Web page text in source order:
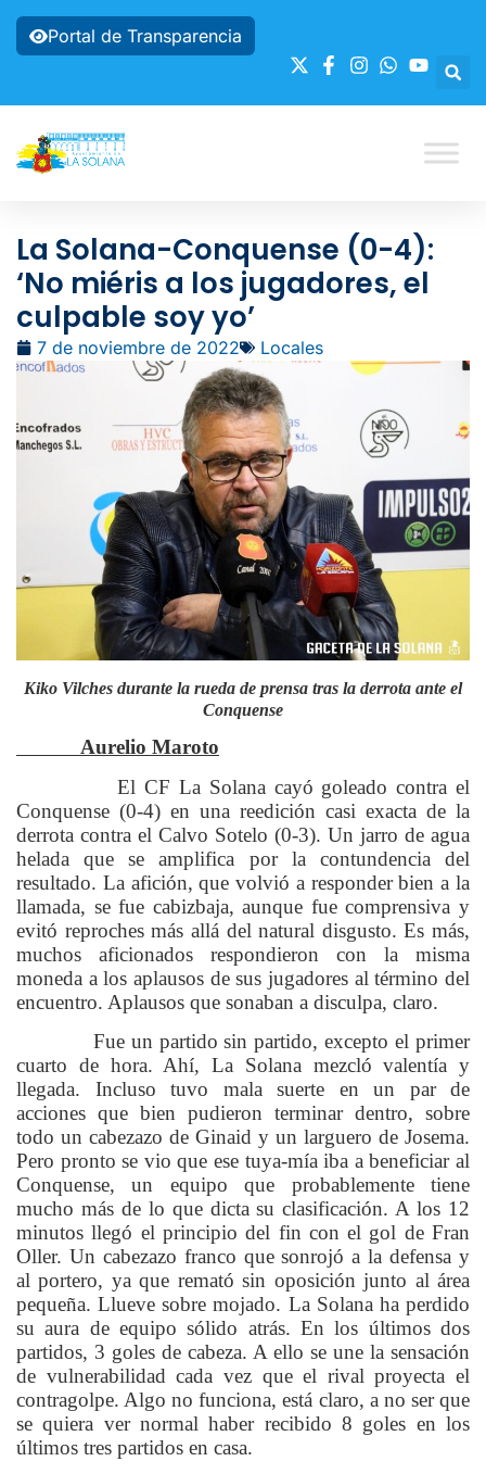
Portal de Transparencia
La Solana-Conquense (0-4):
‘No miéris a los jugadores, el
culpable soy yo’
7 de noviembre de 2022 Locales
Kiko Vilches durante la rueda de prensa tras la derrota ante el
Conquense
Aurelio Maroto
El CF La Solana cayó goleado contra el
Conquense (0-4) en una reedición casi exacta de la
derrota contra el Calvo Sotelo (0-3). Un jarro de agua
helada que se amplifica por la contundencia del
resultado. La afición, que volvió a responder bien a la
llamada, se fue cabizbaja, aunque fue comprensiva y
evitó reproches más allá del natural disgusto. Es más,
muchos aficionados respondieron con la misma
moneda a los aplausos de sus jugadores al término del
encuentro. Aplausos que sonaban a disculpa, claro.
Fue un partido sin partido, excepto el primer
cuarto de hora. Ahí, La Solana mezcló valentía y
llegada. Incluso tuvo mala suerte en un par de
acciones que bien pudieron terminar dentro, sobre
todo un cabezazo de Ginaid y un larguero de Josema.
Pero pronto se vio que ese tuya-mía iba a beneficiar al
Conquense, un equipo que probablemente tiene
mucho más de lo que dicta su clasificación. A los 12
minutos llegó el principio del fin con el gol de Fran
Oller. Un cabezazo franco que sonrojó a la defensa y
al portero, ya que remató sin oposición junto al área
pequeña. Llueve sobre mojado. La Solana ha perdido
su aura de equipo sólido atrás. En los últimos dos
partidos, 3 goles de cabeza. A ello se une la sensación
de vulnerabilidad cada vez que el rival proyecta el
contragolpe. Algo no funciona, está claro, a no ser que
se quiera ver normal haber recibido 8 goles en los
últimos tres partidos en casa.